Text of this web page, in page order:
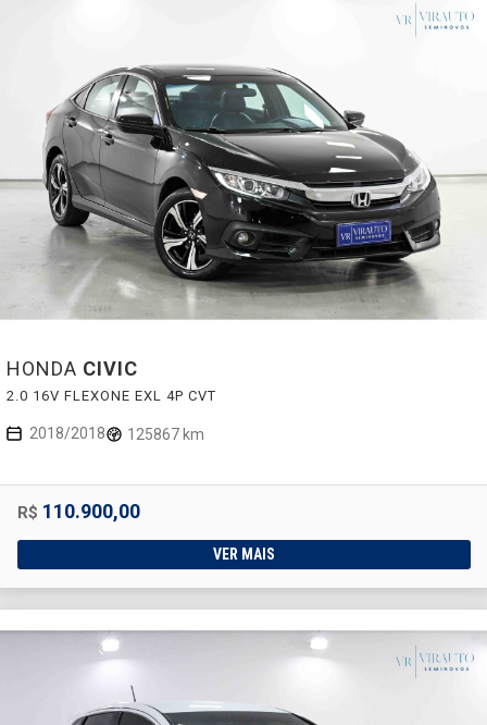
HONDA CIVIC
2.0 16V FLEXONE EXL 4P CVT
2018/2018 125867 km
R$ 110.900,00
VER MAIS